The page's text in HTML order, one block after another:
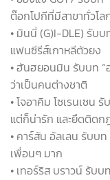
ต๊อกโปกีที่มีสาขาทั่วโล
• มินนี่ (G)I-DLE) รับ
แฟนซีรีส์เกาหลีตัวยง
• ฮันฮยอนมิน รับบท “
ว่าเป็นคนต่างชาติ
• โจอาคิม โซเรนเซ
แต่ก็น่ารัก และยึดติดก
• คาร์สัน อัลเลน รับบ
เพื่อนๆ มาก
• เทอร์ริส บราวน์ รับ